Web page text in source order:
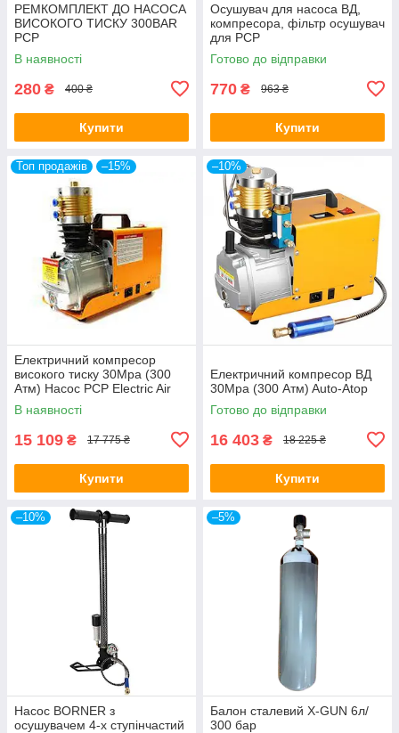
РЕМКОМПЛЕКТ ДО НАСОСА
ВИСОКОГО ТИСКУ 300BAR
PCP
В наявності
280 ₴ 400 ₴
Купити
Осушувач для насоса ВД,
компресора, фільтр осушувач
для PCP
Готово до відправки
770 ₴ 963 ₴
Купити
Топ продажів –15%
Електричний компресор
високого тиску 30Mpa (300
Атм) Насос PCP Electric Air
Насос 220V
В наявності
15 109 ₴ 17 775 ₴
Купити
–10%
Електричний компресор ВД
30Mpa (300 Атм) Auto-Atop
Готово до відправки
16 403 ₴ 18 225 ₴
Купити
–10%
Насос BORNER з
осушувачем 4-х ступінчастий
–5%
Балон сталевий X-GUN 6л/
300 бар